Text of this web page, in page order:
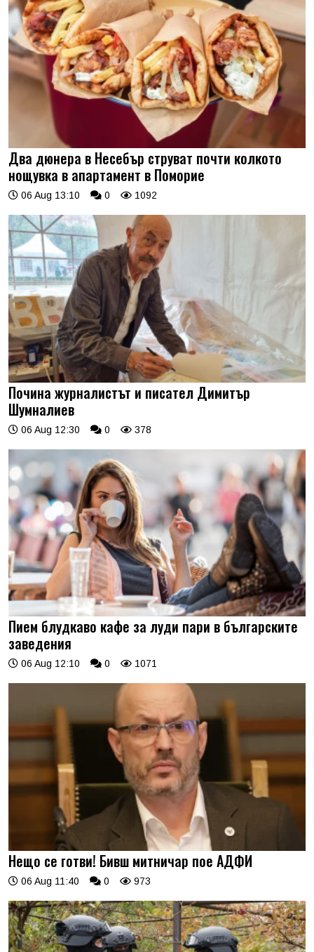
Два дюнера в Несебър струват почти колкото
нощувка в апартамент в Поморие
06 Aug 13:10 0 1092
Почина журналистът и писател Димитър
Шумналиев
06 Aug 12:30 0 378
Пием блудкаво кафе за луди пари в българските
заведения
06 Aug 12:10 0 1071
Нещо се готви! Бивш митничар пое АДФИ
06 Aug 11:40 0 973